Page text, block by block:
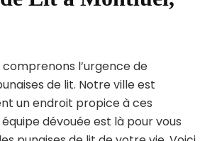
comprenons l’urgence de
de lit. Notre ville est
un endroit propice à ces
dévouée est là pour vous